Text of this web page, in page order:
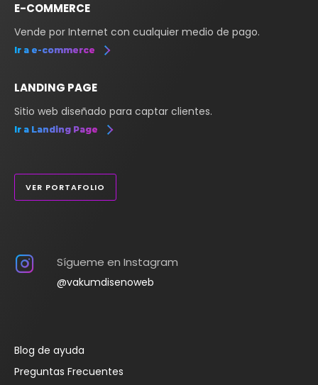
E-COMMERCE
Vende por Internet con cualquier medio de pago.
Ir a e-commerce
LANDING PAGE
Sitio web diseñado para captar clientes.
Ir a Landing Page
VER PORTAFOLIO
Sígueme en Instagram
@vakumdisenoweb
Blog de ayuda
Preguntas Frecuentes